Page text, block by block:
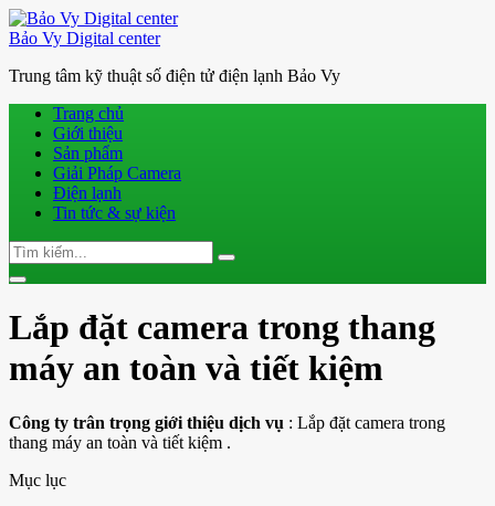
Bảo Vy Digital center
Trung tâm kỹ thuật số điện tử điện lạnh Bảo Vy
Trang chủ
Giới thiệu
Sản phẩm
Giải Pháp Camera
Điện lạnh
Tin tức & sự kiện
Search
for:
Search
Toggle
Lắp đặt camera trong thang
máy an toàn và tiết kiệm
Công ty trân trọng giới thiệu dịch vụ : Lắp đặt camera trong
thang máy an toàn và tiết kiệm .
Mục lục